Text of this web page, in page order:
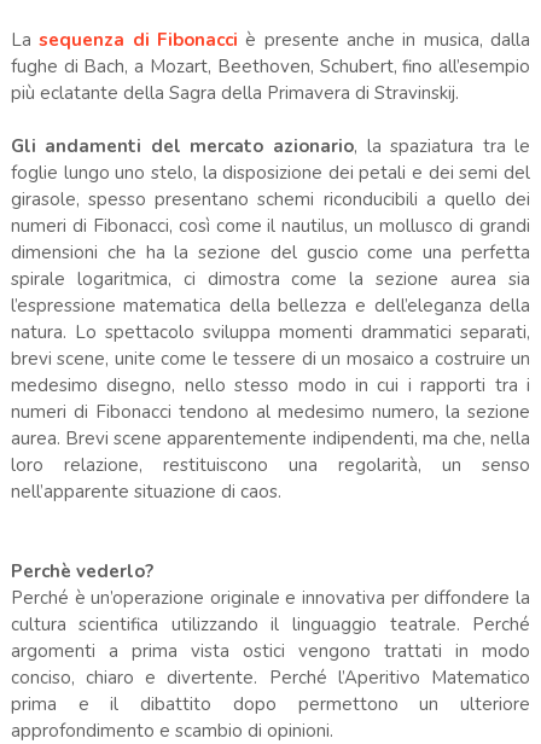
Lasequenza di Fibonacci è presente anche in musica, dalla
fughe di Bach, a Mozart, Beethoven, Schubert, fino all’esempio
più eclatante della Sagra della Primavera di Stravinskij.
Gli andamenti del mercato azionario, la spaziatura tra le
foglie lungo uno stelo, la disposizione dei petali e dei semi del
girasole, spesso presentano schemi riconducibili a quello dei
numeri di Fibonacci, così come il nautilus, un mollusco di grandi
dimensioni che ha la sezione del guscio come una perfetta
spirale logaritmica, ci dimostra come la sezione aurea sia
l’espressione matematica della bellezza e dell’eleganza della
natura. Lo spettacolo sviluppa momenti drammatici separati,
brevi scene, unite come le tessere di un mosaico a costruire un
medesimo disegno, nello stesso modo in cui i rapporti tra i
numeri di Fibonacci tendono al medesimo numero, la sezione
aurea. Brevi scene apparentemente indipendenti, ma che, nella
loro relazione, restituiscono una regolarità, un senso
nell’apparente situazione di caos.
Perchè vederlo?
Perché è un’operazione originale e innovativa per diffondere la
cultura scientifica utilizzando il linguaggio teatrale. Perché
argomenti a prima vista ostici vengono trattati in modo
conciso, chiaro e divertente. Perché l’Aperitivo Matematico
prima e il dibattito dopo permettono un ulteriore
approfondimento e scambio di opinioni.